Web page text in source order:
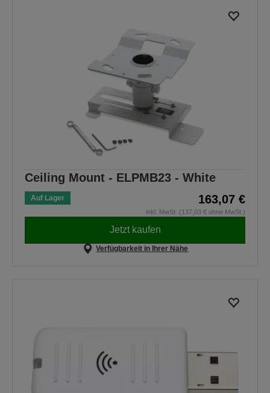
Ceiling Mount - ELPMB23 - White
Auf Lager 163,07 €
inkl. MwSt. (137,03 € ohne MwSt.)
Jetzt kaufen
Verfügbarkeit in Ihrer Nähe